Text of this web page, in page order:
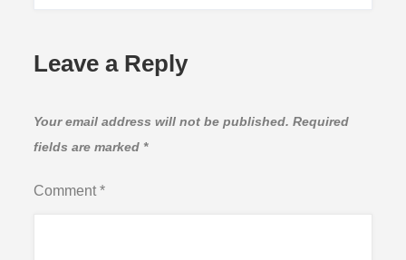
Leave a Reply
Your email address will not be published. Required
fields are marked *
Comment*